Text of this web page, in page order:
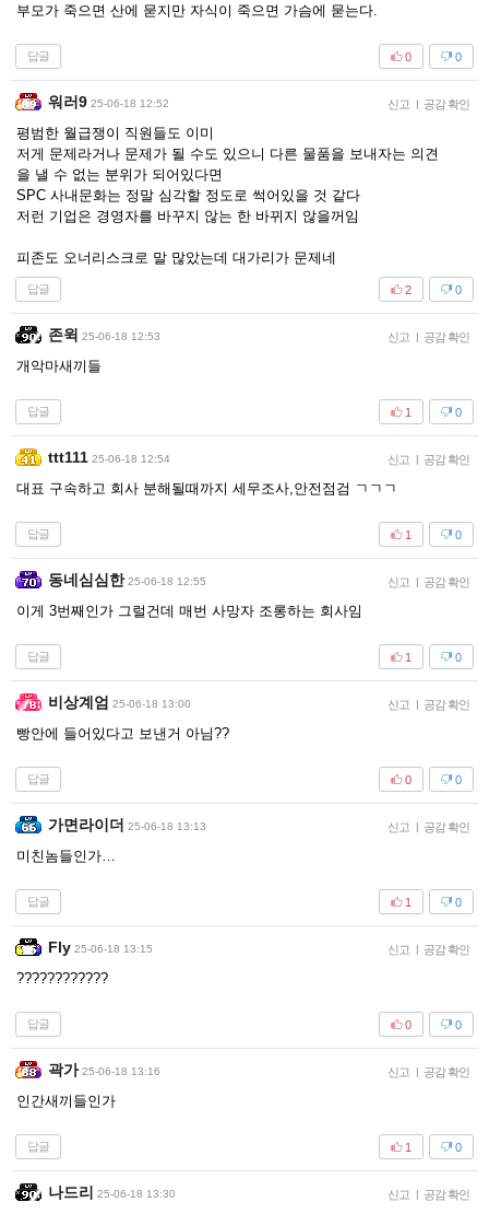
부모가 죽으면 산에 묻지만 자식이 죽으면 가슴에 묻는다.
답글 0
0
워러9 25-06-18 12:52 신고 | 공감 확인
평범한 월급쟁이 직원들도 이미
저게 문제라거나 문제가 될 수도 있으니 다른 물품을 보내자는 의견
을 낼 수 없는 분위가 되어있다면
SPC 사내문화는 정말 심각할 정도로 썩어있을 것 같다
저런 기업은 경영자를 바꾸지 않는 한 바뀌지 않을꺼임
피존도 오너리스크로 말 많았는데 대가리가 문제네
답글 0
2
존윅 25-06-18 12:53 신고 | 공감 확인
개악마새끼들
답글 0
1
ttt111 25-06-18 12:54 신고 | 공감 확인
대표 구속하고 회사 분해될때까지 세무조사,안전점검 ㄱㄱㄱ
답글 0
1
동네심심한 25-06-18 12:55 신고 | 공감 확인
이게 3번째인가 그럴건데 매번 사망자 조롱하는 회사임
답글 0
1
비상계엄 25-06-18 13:00 신고 | 공감 확인
빵안에 들어있다고 보낸거 아님??
답글 0
0
가면라이더 25-06-18 13:13 신고 | 공감 확인
미친놈들인가…
답글 0
1
Fly 25-06-18 13:15 신고 | 공감 확인
????????????
답글 0
0
곽가 25-06-18 13:16 신고 | 공감 확인
인간새끼들인가
답글 0
1
나드리 25-06-18 13:30 신고 | 공감 확인